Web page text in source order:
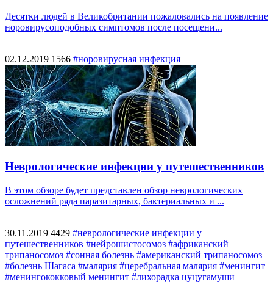
Десятки людей в Великобритании пожаловались на появление
норовирусоподобных симптомов после посещени...
02.12.2019 1566 #норовирусная инфекция
Неврологические инфекции у путешественников
В этом обзоре будет представлен обзор неврологических
осложнений ряда паразитарных, бактериальных и ...
30.11.2019 4429 #неврологические инфекции у
путешественников #нейрошистосомоз #африканский
трипаносомоз #сонная болезнь #американский трипаносомоз
#болезнь Шагаса #малярия #церебральная малярия #менингит
#менингококковый менингит #лихорадка цуцугамуши